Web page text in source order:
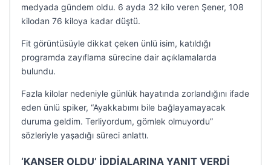
medyada gündem oldu. 6 ayda 32 kilo veren Şener, 108
kilodan 76 kiloya kadar düştü.
Fit görüntüsüyle dikkat çeken ünlü isim, katıldığı
programda zayıflama sürecine dair açıklamalarda
bulundu.
Fazla kilolar nedeniyle günlük hayatında zorlandığını ifade
eden ünlü spiker, “Ayakkabımı bile bağlayamayacak
duruma geldim. Terliyordum, gömlek olmuyordu”
sözleriyle yaşadığı süreci anlattı.
‘KANSER OLDU’ İDDİALARINA YANIT VERDİ